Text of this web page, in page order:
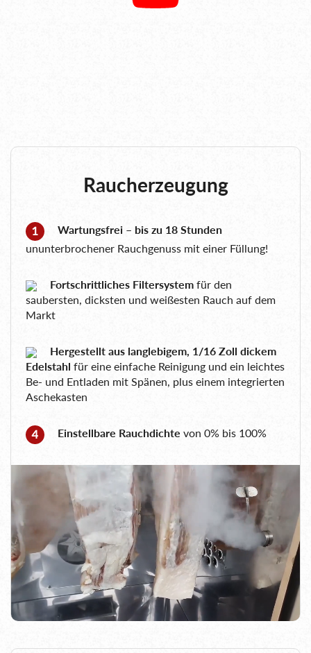
Raucherzeugung
Wartungsfrei – bis zu 18 Stunden
ununterbrochener Rauchgenuss mit einer Füllung!
Fortschrittliches Filtersystem für den
saubersten, dicksten und weißesten Rauch auf dem
Markt
Hergestellt aus langlebigem, 1/16 Zoll dickem
Edelstahl für eine einfache Reinigung und ein leichtes
Be- und Entladen mit Spänen, plus einem integrierten
Aschekasten
Einstellbare Rauchdichte von 0% bis 100%